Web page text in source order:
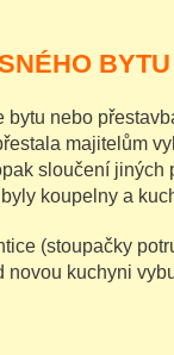
BYTU
nebo
majitelům
sloučení jiných
koupelny a
(stoupačky
novou kuchyni